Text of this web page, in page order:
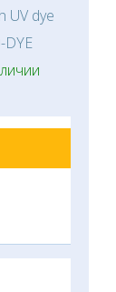
UV dye
DYE